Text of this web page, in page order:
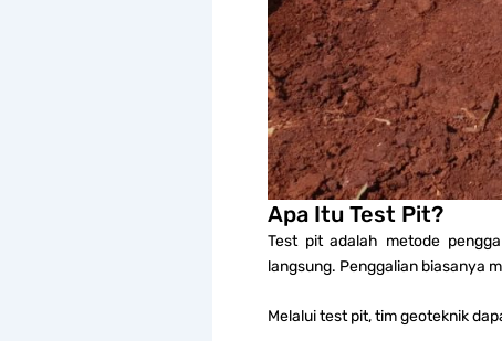
Apa Itu Test Pit?
Test pit adalah metode
langsung. Penggalian biasanya
Melalui test pit, tim geoteknik